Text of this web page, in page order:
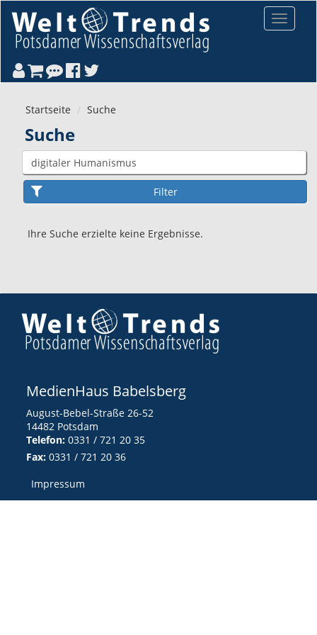
Toggle
Startseite Suche
Suche
Ihre Suche erzielte keine Ergebnisse.
MedienHaus Babelsberg
August-Bebel-Straße 26-52
14482 Potsdam
Telefon: 0331 / 721 20 35
Fax: 0331 / 721 20 36
Impressum